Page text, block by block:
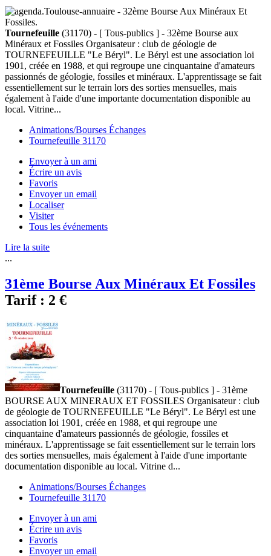
Tournefeuille (31170) - [ Tous-publics ] - 32ème Bourse aux
Minéraux et Fossiles Organisateur : club de géologie de
TOURNEFEUILLE "Le Béryl". Le Béryl est une association loi
1901, créée en 1988, et qui regroupe une cinquantaine d'amateurs
passionnés de géologie, fossiles et minéraux. L'apprentissage se fait
essentiellement sur le terrain lors des sorties mensuelles, mais
également à l'aide d'une importante documentation disponible au
local. Vitrine...
Animations/Bourses Échanges
Tournefeuille 31170
Envoyer à un ami
Écrire un avis
Favoris
Envoyer un email
Localiser
Visiter
Tous les événements
Lire la suite
...
31ème Bourse Aux Minéraux Et Fossiles
Tarif : 2 €
Tournefeuille (31170) - [ Tous-publics ] - 31ème
BOURSE AUX MINERAUX ET FOSSILES Organisateur : club
de géologie de TOURNEFEUILLE "Le Béryl". Le Béryl est une
association loi 1901, créée en 1988, et qui regroupe une
cinquantaine d'amateurs passionnés de géologie, fossiles et
minéraux. L'apprentissage se fait essentiellement sur le terrain lors
des sorties mensuelles, mais également à l'aide d'une importante
documentation disponible au local. Vitrine d...
Animations/Bourses Échanges
Tournefeuille 31170
Envoyer à un ami
Écrire un avis
Favoris
Envoyer un email